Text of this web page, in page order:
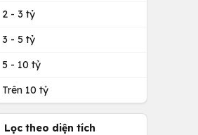
2 - 3 tỷ
3 - 5 tỷ
5 - 10 tỷ
Trên 10 tỷ
Lọc theo diện tích